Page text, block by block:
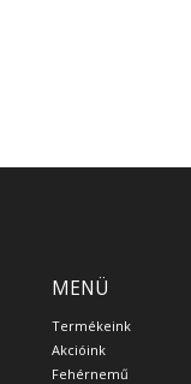
MENÜ
Termékeink
Akcióink
Fehérnemű